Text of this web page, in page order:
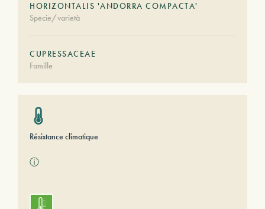
HORIZONTALIS 'ANDORRA COMPACTA'
Specie/varietà
CUPRESSACEAE
Famille
Résistance climatique
ⓘ